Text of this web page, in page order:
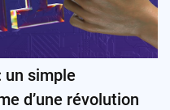
un simple
d’une révolution